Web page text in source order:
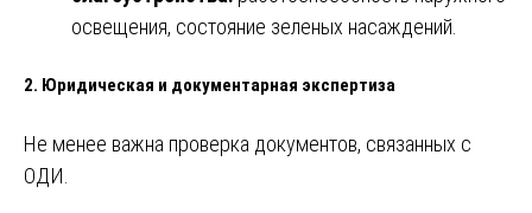
освещения, состояние зеленых насаждений.
2. Юридическая и документарная экспертиза
Не менее важна проверка документов, связанных с
ОДИ.